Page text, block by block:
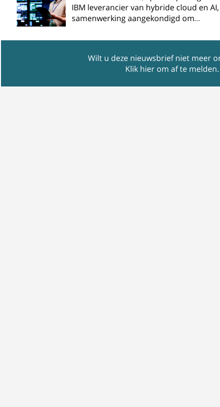
IBM leverancier van hybride cloud en
samenwerking aangekondigd om…
Wilt u deze nieuwsbrief niet meer
Klik hier om af te melden.